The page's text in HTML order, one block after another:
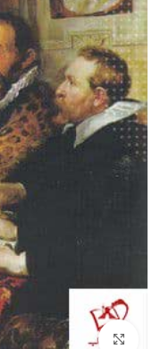
Click to enlarge